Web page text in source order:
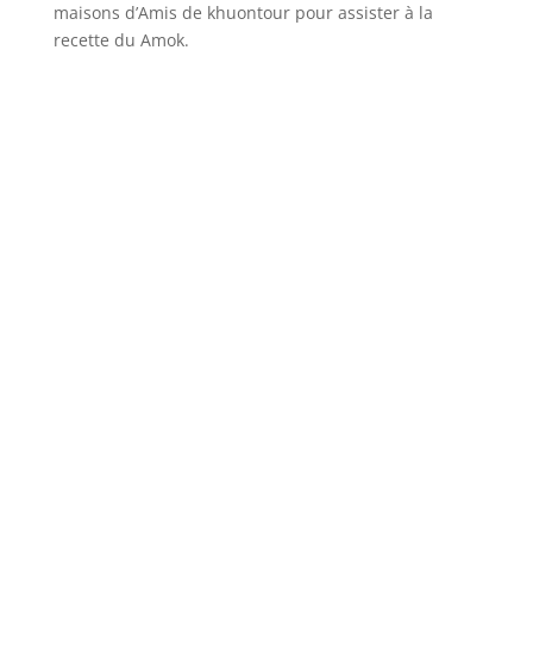
maisons d’Amis de khuontour pour assister à la
recette du Amok.